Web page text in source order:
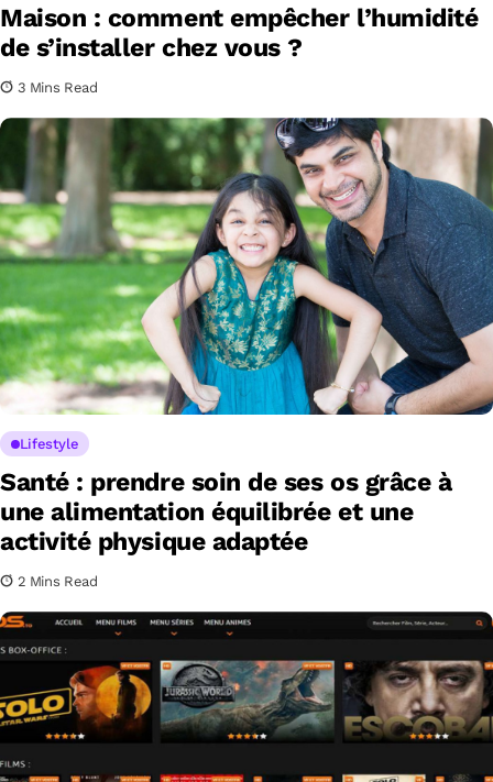
Maison : comment empêcher l’humidité
de s’installer chez vous ?
3 Mins Read
Lifestyle
Santé : prendre soin de ses os grâce à
une alimentation équilibrée et une
activité physique adaptée
2 Mins Read